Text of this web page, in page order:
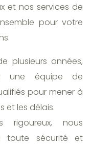
et nos services de
pour votre
plusieurs années,
une équipe de
pour mener à
et les délais.
rigoureux, nous
toute sécurité et